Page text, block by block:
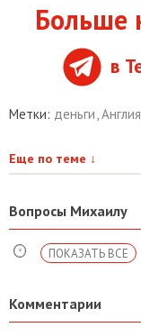
Больше
в
Метки: деньги Англия
Еще по теме ↓
Вопросы Михаилу
ПОКАЗАТЬ ВСЕ
Комментарии